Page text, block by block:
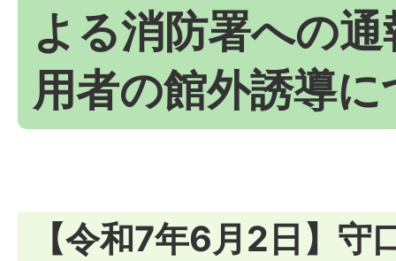
よる消防署への
用者の館外誘導に
【令和7年6月2日】守